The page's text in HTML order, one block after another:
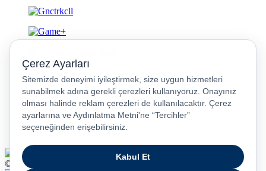
Gizlilik ve Güvenlik
© 2026 Turkcell